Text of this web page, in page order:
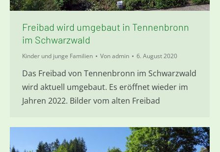
Freibad wird umgebaut in Tennenbronn
im Schwarzwald
Kinder und junge Familien Vonadmin 6. August 2020
Das Freibad von Tennenbronn im Schwarzwald
wird aktuell umgebaut. Es eröffnet wieder im
Jahren 2022. Bilder vom alten Freibad